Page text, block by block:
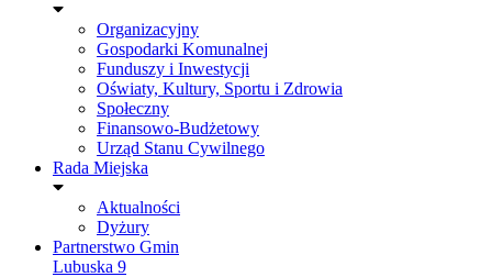
Organizacyjny
Gospodarki Komunalnej
Funduszy i Inwestycji
Oświaty, Kultury, Sportu i Zdrowia
Społeczny
Finansowo-Budżetowy
Urząd Stanu Cywilnego
Rada Miejska
Aktualności
Dyżury
Partnerstwo Gmin
Lubuska 9